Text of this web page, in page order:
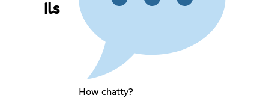
ils
How chatty?